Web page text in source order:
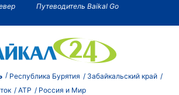
Путеводитель Baikal Go
Республика Бурятия
Забайкальский край
АТР Россия и Мир